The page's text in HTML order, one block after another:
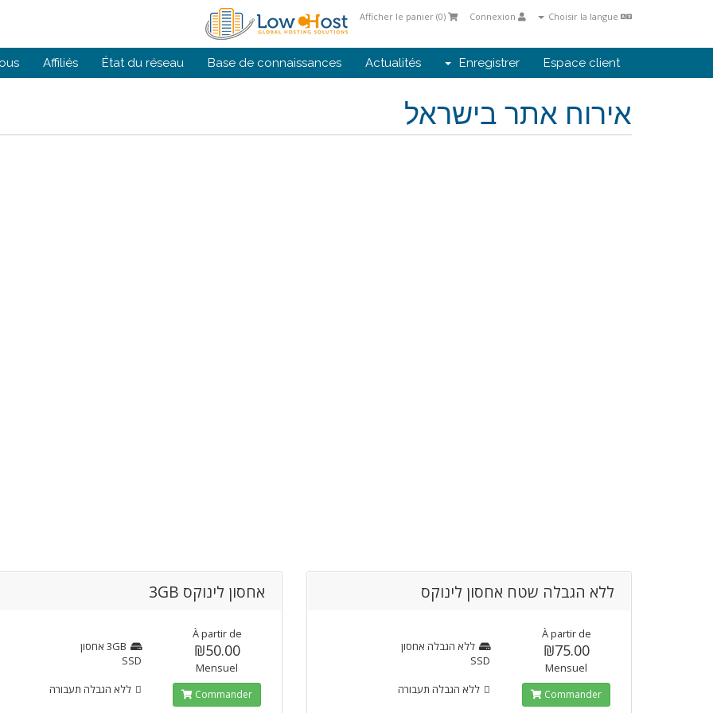
Afficher le panier (0)
Espace client
Enregistrer
Actualités
Base de connaissances
État du réseau
Affiliés
אירוח אתר בישראל
ללא הגבלה שטח אחסון לינוקס
ללא הגבלהאחסון
SSD
ללא הגבלהתעבורה
À partir de
₪75.00
Mensuel
Commander
אחסון לינוקס 3GB
3GB אחסון
SSD
ללא הגבלה תעבורה
À partir de
₪50.00
Mensuel
Commander